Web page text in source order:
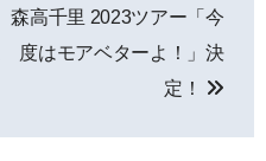
森高千里 2023ツアー「今
度はモアベターよ！」決
定！